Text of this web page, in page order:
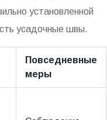
установленной
усадочные швы.
Повседневные
меры